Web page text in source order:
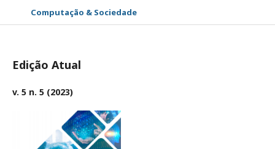
Computação & Sociedade
Edição Atual
v. 5 n. 5 (2023)